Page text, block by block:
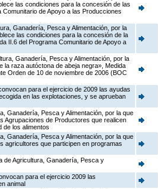
las condiciones para la concesión de las
de Apoyo a las Producciones
Ganadería, Pesca y Alimentación, por la
las condiciones para la concesión de la
II.6 del Programa Comunitario de Apoyo a
Ganadería, Pesca y Alimentación, por la
la raza autóctona de abeja negra», Medida
Orden de 10 de noviembre de 2006 (BOC
para el ejercicio de 2009 las ayudas
en las explotaciones, y se aprueban
Ganadería, Pesca y Alimentación, por la que
Agrupaciones de Productores que realicen
de los alimentos
Ganadería, Pesca y Alimentación, por la que
agricultores que participen en programas
de Agricultura, Ganadería, Pesca y
para el ejercicio 2009 las
animal